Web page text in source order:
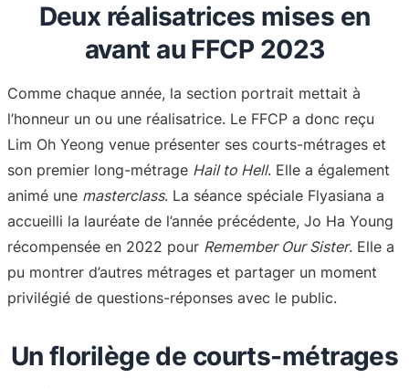
Deux réalisatrices mises en
avant au FFCP 2023
Comme chaque année, la section portrait mettait à
l’honneur un ou une réalisatrice. Le FFCP a donc reçu
Lim Oh Yeong venue présenter ses courts-métrages et
son premier long-métrage Hail to Hell. Elle a également
animé une masterclass. La séance spéciale Flyasiana a
accueilli la lauréate de l’année précédente, Jo Ha Young
récompensée en 2022 pour Remember Our Sister. Elle a
pu montrer d’autres métrages et partager un moment
privilégié de questions-réponses avec le public.
Un florilège de courts-métrages